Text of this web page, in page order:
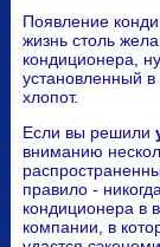
Появление
жизнь столь
кондиционера,
установленный
хлопот.
Если вы решили
вниманию
правило -
кондиционера в
компании, в